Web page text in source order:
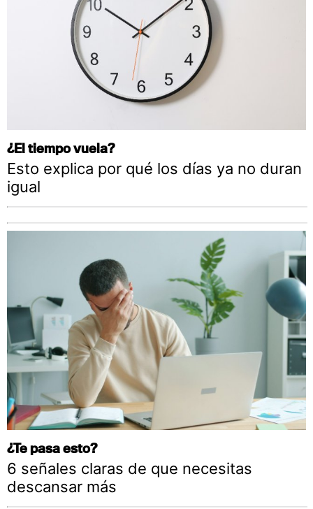
¿El tiempo vuela?
Esto explica por qué los días ya no duran
igual
¿Te pasa esto?
6 señales claras de que necesitas
descansar más